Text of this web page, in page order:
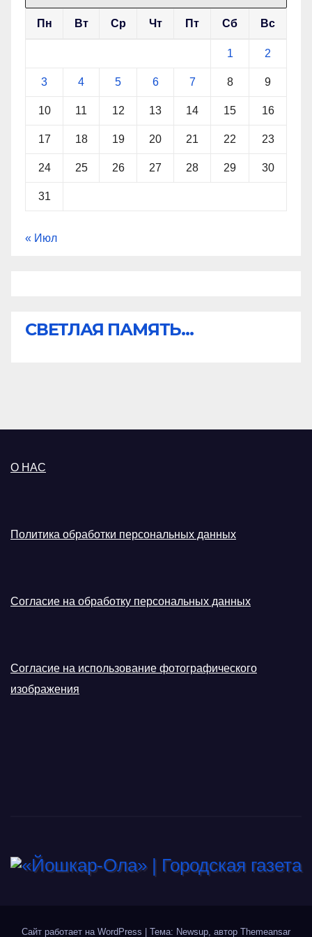
Пн Вт Ср Чт Пт Сб Вс
1 2
3 4 5 6 7 8 9
10 11 12 13 14 15 16
17 18 19 20 21 22 23
24 25 26 27 28 29 30
31
« Июл
СВЕТЛАЯ ПАМЯТЬ...
О НАС
Политика обработки персональных данных
Согласие на обработку персональных данных
Согласие на использование фотографического
изображения
Сайт работает на WordPress Тема: Newsup, автор Themeansar